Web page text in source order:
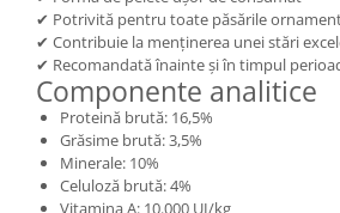
✔ Potrivită pentru toate păsările
✔ Contribuie la menținerea unei stări
✔ Recomandată înainte și în timpul
Componente analitice
Proteină brută: 16,5%
Grăsime brută: 3,5%
Minerale: 10%
Celuloză brută: 4%
Vitamina A: 10.000 UI/kg